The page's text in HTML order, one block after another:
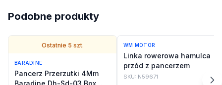
Podobne produkty
Ostatnie 5 szt.
BARADINE
Pancerz Przerzutki 4Mm
Baradine Dh-Sd-03 Box
WM MOTOR
Linka rowerowa hamulca
przód z pancerzem
SKU: N59671